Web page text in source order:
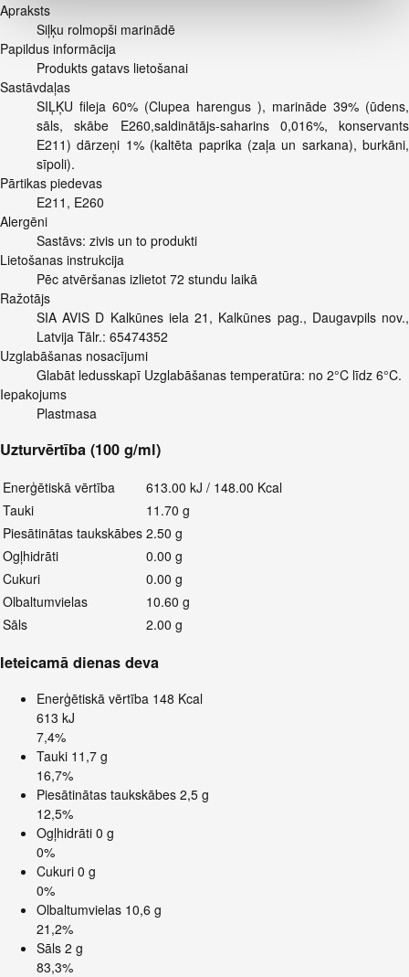
Apraksts
Siļķu rolmopši marinādē
Papildus informācija
Produkts gatavs lietošanai
Sastāvdaļas
SIĻĶU fileja 60% (Clupea harengus ), marināde 39% (ūdens,
sāls, skābe E260,saldinātājs-saharins 0,016%, konservants
E211) dārzeņi 1% (kaltēta paprika (zaļa un sarkana), burkāni,
sīpoli).
Pārtikas piedevas
E211, E260
Alergēni
Sastāvs: zivis un to produkti
Lietošanas instrukcija
Pēc atvēršanas izlietot 72 stundu laikā
Ražotājs
SIA AVIS D Kalkūnes iela 21, Kalkūnes pag., Daugavpils nov.,
Latvija Tālr.: 65474352
Uzglabāšanas nosacījumi
Glabāt ledusskapī Uzglabāšanas temperatūra: no 2°C līdz 6°C.
Iepakojums
Plastmasa
Uzturvērtība (100 g/ml)
Enerģētiskā vērtība
613.00 kJ / 148.00 Kcal
Tauki
11.70 g
Piesātinātas taukskābes 2.50 g
Ogļhidrāti
0.00 g
Cukuri
0.00 g
Olbaltumvielas
10.60 g
Sāls
2.00 g
Ieteicamā dienas deva
Enerģētiskā vērtība 148 Kcal
613 kJ
7,4%
Tauki 11,7 g
16,7%
Piesātinātas taukskābes 2,5 g
12,5%
Ogļhidrāti 0 g
0%
Cukuri 0 g
0%
Olbaltumvielas 10,6 g
21,2%
Sāls 2 g
83,3%